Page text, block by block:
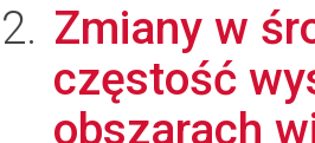
Zmiany w
częstość
obszarach